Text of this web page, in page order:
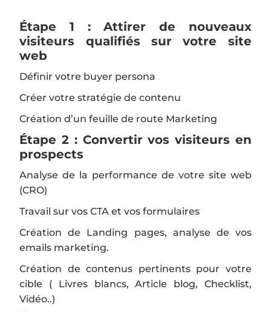
Étape 1 : Attirer de nouveaux
visiteurs qualifiés sur votre site
web
Définir votre buyer persona
Créer votre stratégie de contenu
Création d’un feuille de route Marketing
Étape 2 : Convertir vos visiteurs en
prospects
Analyse de la performance de votre site web
(CRO)
Travail sur vos CTA et vos formulaires
Création de Landing pages, analyse de vos
emails marketing.
Création de contenus pertinents pour votre
cible ( Livres blancs, Article blog, Checklist,
Vidéo..)